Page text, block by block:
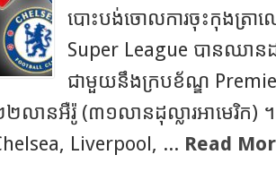
បោះបង់ចោលការចុះកុងត្រា
Super League បានឈា
ជាមួយនឹងក្របខ័ណ្ឌ
លានអឺរ៉ូ (៣១លានដុល្លារអាមេរិក) ។
Liverpool, ... Read